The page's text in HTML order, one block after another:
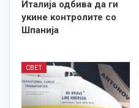
Италија одбива да ги
укине контролите со
Шпанија
СВЕТ